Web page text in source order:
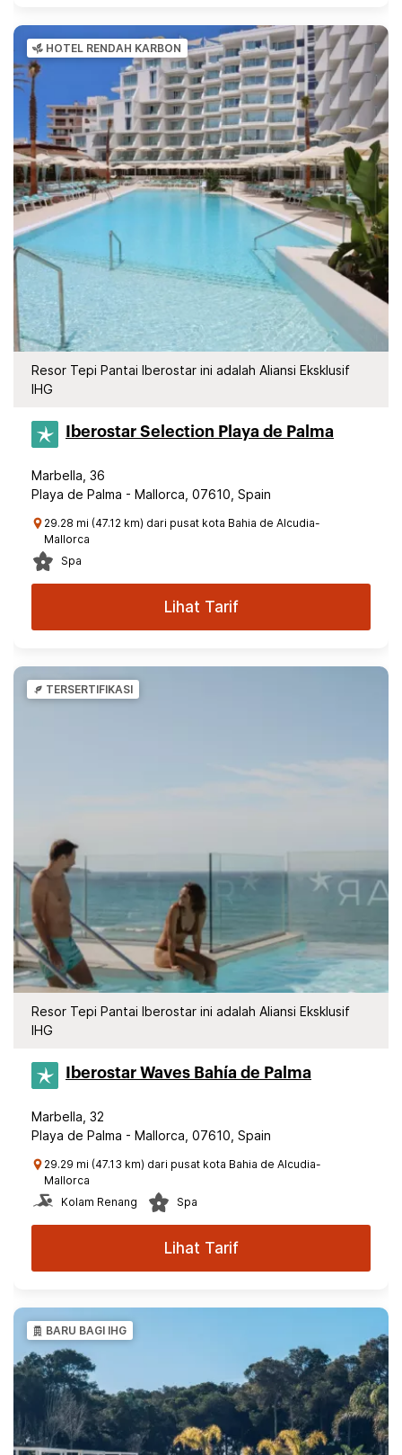
HOTEL RENDAH KARBON
Resor Tepi Pantai Iberostar ini adalah Aliansi Eksklusif
IHG
Iberostar Selection​ Playa de Palma
Marbella, 36
Playa de Palma - Mallorca, 07610, Spain
29.28 mi (47.12 km) dari pusat kota Bahia de Alcudia-
Mallorca
Spa
Lihat Tarif
TERSERTIFIKASI
Resor Tepi Pantai Iberostar ini adalah Aliansi Eksklusif
IHG
Iberostar Waves Bahía de Palma
Marbella, 32
Playa de Palma - Mallorca, 07610, Spain
29.29 mi (47.13 km) dari pusat kota Bahia de Alcudia-
Mallorca
Kolam Renang
Spa
Lihat Tarif
BARU BAGI IHG